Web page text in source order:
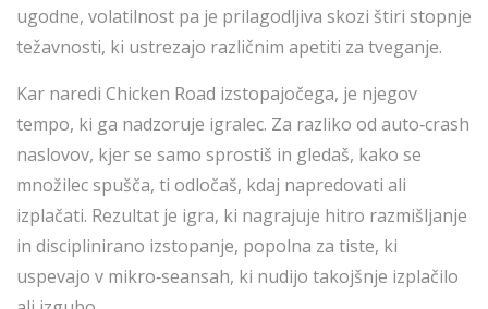
ugodne, volatilnost pa je prilagodljiva skozi štiri stopnje
težavnosti, ki ustrezajo različnim apetiti za tveganje.
Kar naredi Chicken Road izstopajočega, je njegov
tempo, ki ga nadzoruje igralec. Za razliko od auto‑crash
naslovov, kjer se samo sprostiš in gledaš, kako se
množilec spušča, ti odločaš, kdaj napredovati ali
izplačati. Rezultat je igra, ki nagrajuje hitro razmišljanje
in disciplinirano izstopanje, popolna za tiste, ki
uspevajo v mikro‑seansah, ki nudijo takojšnje izplačilo